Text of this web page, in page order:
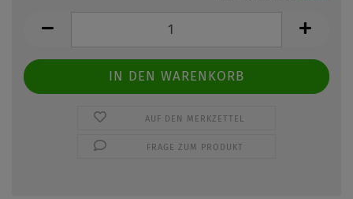
AUF DEN MERKZETTEL
FRAGE ZUM PRODUKT